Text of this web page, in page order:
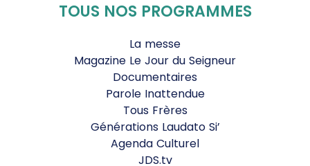
TOUS NOS PROGRAMMES
La messe
Magazine Le Jour du Seigneur
Documentaires
Parole Inattendue
Tous Frères
Générations Laudato Si’
Agenda Culturel
JDS.tv